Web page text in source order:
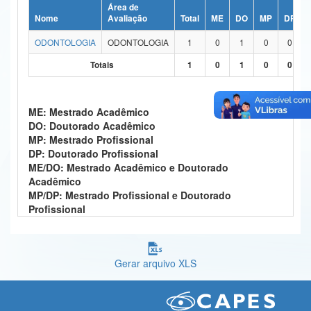
Ministério da Ciência, Tecnologia, Inovações e Comunicações
Ministério do Meio Ambiente
Controladoria-Geral da União
Ministério da Mulher, da Família e dos Direitos Humanos
Secretaria-Geral
Secretaria de Governo
Nome
Área de
Avaliação
Total ME DO MP DP
ODONTOLOGIA
ODONTOLOGIA 1 0 1 0
0
Totais
1 0 1 0 0
ME: Mestrado Acadêmico
DO: Doutorado Acadêmico
MP: Mestrado Profissional
DP: Doutorado Profissional
ME/DO: Mestrado Acadêmico e Doutorado
Acadêmico
MP/DP: Mestrado Profissional e Doutorado
Profissional
Gerar arquivo XLS